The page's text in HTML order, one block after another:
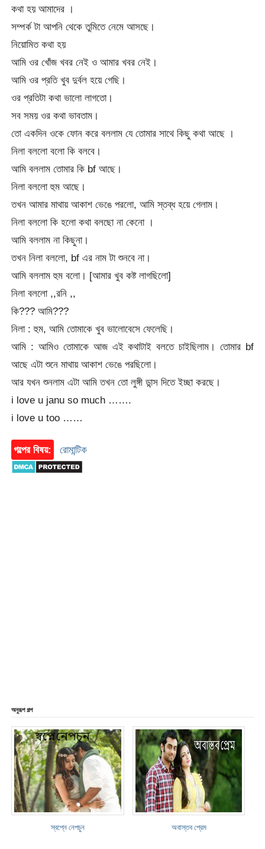
কথা হয় আমাদের ।
সম্পর্ক টা আপনি থেকে তুমিতে নেমে আসছে।
নিয়োমিত কথা হয়
আমি ওর খোঁজ খবর নেই ও আমার খবর নেই।
আমি ওর প্রতি খুব দুর্বল হয়ে গেছি।
ওর প্রতিটা কথা ভালো লাগতো।
সব সময় ওর কথা ভাবতাম।
তো একদিন ওকে ফোন করে বললাম যে তোমার সাথে কিছু কথা আছে ।
নিলা বললো বলো কি বলবে।
আমি বললাম তোমার কি bf আছে।
নিলা বললো হুম আছে।
তখন আমার মাথায় আকাশ ভেঙে পরলো, আমি স্তব্ধ হয়ে গেলাম।
নিলা বললো কি হলো কথা বলছো না কেনো ।
আমি বললাম না কিছুনা।
তখন নিলা বললো, bf এর নাম টা শুনবে না।
আমি বললাম হুম বলো। [আমার খুব কষ্ট লাগছিলো]
নিলা বললো ,,রনি ,,
কি??? আমি???
নিলা : হুম, আমি তোমাকে খুব ভালোবেসে ফেলেছি।
আমি : আমিও তোমাকে আজ এই কথাটাই বলতে চাইছিলাম। তোমার bf
আছে এটা শুনে মাথায় আকাশ ভেঙে পরছিলো।
আর যখন শুনলাম এটা আমি তখন তো লুঙ্গী ডান্স দিতে ইচ্ছা করছে।
i love u janu so much …….
i love u too ……
গল্পের বিষয়: রোমান্টিক
অনুরূপ গল্প
স্বপ্নে নেপচুন অবাস্তব প্রেম